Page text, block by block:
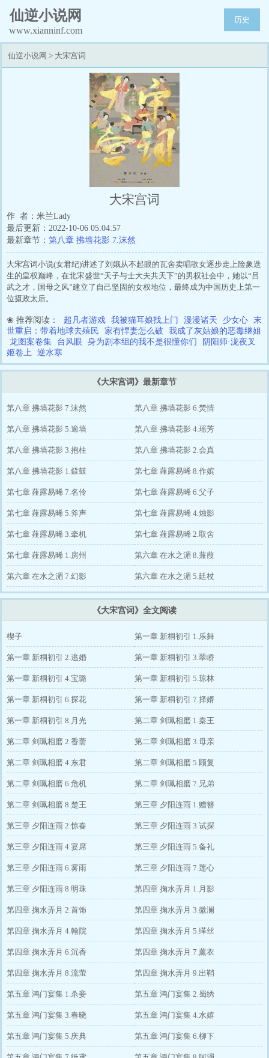
仙逆小说网
www.xianninf.com
历史
仙逆小说网 > 大宋宫词
大宋宫词
作 者：米兰Lady
最后更新：2022-10-06 05:04:57
最新章节： 第八章 拂墙花影 7.沫然
大宋宫词小说(女君纪)讲述了刘娥从不起眼的瓦舍卖唱歌女逐步走上险象迭
生的皇权巅峰，在北宋盛世“天子与士大夫共天下”的男权社会中，她以“吕
武之才，国母之风”建立了自己坚固的女权地位，最终成为中国历史上第一
位摄政太后。
❀ 推荐阅读： 超凡者游戏 我被猫耳娘找上门 漫漫诸天 少女心 末
世重启：带着地球去殖民
家有悍妻怎么破
我成了灰姑娘的恶毒继姐
龙图案卷集
台风眼 身为剧本组的我不是很懂你们
阴阳师·泷夜叉
姬卷上
逆水寒
《大宋宫词》最新章节
第八章 拂墙花影 7.沫然 第八章 拂墙花影 6.焚情
第八章 拂墙花影 5.逾墙 第八章 拂墙花影 4.瑶芳
第八章 拂墙花影 3.抱柱 第八章 拂墙花影 2.会真
第八章 拂墙花影 1.鼗鼓 第七章 薤露易晞 8.作嫔
第七章 薤露易晞 7.名伶 第七章 薤露易晞 6.父子
第七章 薤露易晞 5.斧声 第七章 薤露易晞 4.烛影
第七章 薤露易晞 3.牵机 第七章 薤露易晞 2.取舍
第七章 薤露易晞 1.房州 第六章 在水之湄 8.蒹葭
第六章 在水之湄 7.幻影 第六章 在水之湄 5.廷杖
《大宋宫词》全文阅读
楔子 第一章 新桐初引 1.乐舞
第一章 新桐初引 2.逃婚 第一章 新桐初引 3.翠峤
第一章 新桐初引 4.宝璐 第一章 新桐初引 5.琼林
第一章 新桐初引 6.探花 第一章 新桐初引 7.择婿
第一章 新桐初引 8.月光 第二章 剑珮相磨 1.秦王
第二章 剑珮相磨 2.香薷 第二章 剑珮相磨 3.母亲
第二章 剑珮相磨 4.东君 第二章 剑珮相磨 5.顾复
第二章 剑珮相磨 6.危机 第二章 剑珮相磨 7.兄弟
第二章 剑珮相磨 8.楚王 第三章 夕阳连雨 1.赠簪
第三章 夕阳连雨 2.惊春 第三章 夕阳连雨 3.试探
第三章 夕阳连雨 4.宴席 第三章 夕阳连雨 5.备礼
第三章 夕阳连雨 6.雾雨 第三章 夕阳连雨 7.莲心
第三章 夕阳连雨 8.明珠 第四章 掬水弄月 1.月影
第四章 掬水弄月 2.首饰 第四章 掬水弄月 3.微澜
第四章 掬水弄月 4.翰院 第四章 掬水弄月 5.缂丝
第四章 掬水弄月 6.沉香 第四章 掬水弄月 7.薰衣
第四章 掬水弄月 8.流萤 第四章 掬水弄月 9.出鞘
第五章 鸿门宴集 1.杀妾 第五章 鸿门宴集 2.蜀绣
第五章 鸿门宴集 3.春晓 第五章 鸿门宴集 4.水嬉
第五章 鸿门宴集 5.庆典 第五章 鸿门宴集 6.柳下